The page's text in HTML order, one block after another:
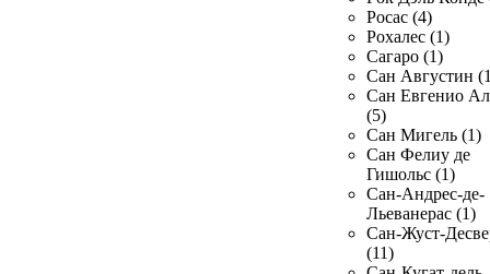
Росас (4)
Рохалес (1)
Сагаро (1)
Сан Августин
Сан Евгенио
(5)
Сан Мигель (1)
Сан Фелиу де
Гишольс (1)
Сан-Андрес-де-
Льеванерас (1)
Сан-Жуст-
(11)